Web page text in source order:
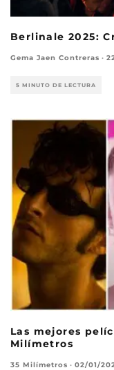
Berlinale 2025:
Gema Jaen Contreras ·
5 MINUTO DE LECTURA
Las mejores
Milímetros
35 Milímetros · 02/01/